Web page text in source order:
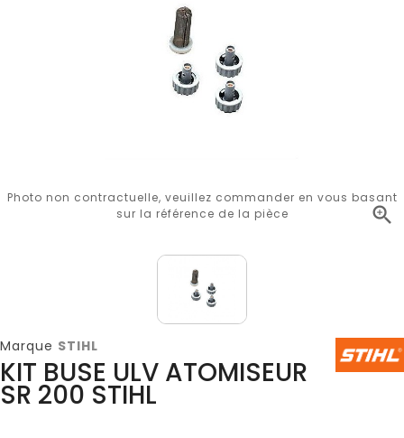

Photo non contractuelle, veuillez commander en vous basant
sur la référence de la pièce
Marque STIHL
KIT BUSE ULV ATOMISEUR
SR 200 STIHL